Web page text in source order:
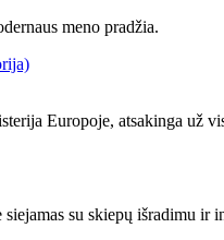
meno pradžia.
Europoje, atsakinga už
su skiepų išradimu ir